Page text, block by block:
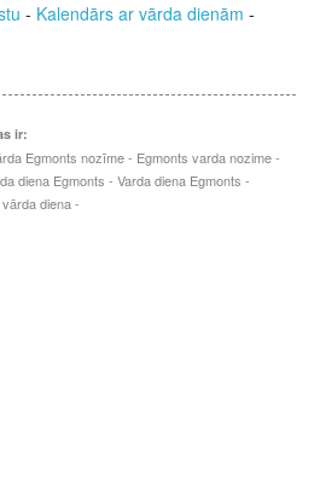
- Kalendārs ar vārda dienām -
ir:
Egmonts nozīme - Egmonts varda nozime -
diena Egmonts - Varda diena Egmonts -
diena -